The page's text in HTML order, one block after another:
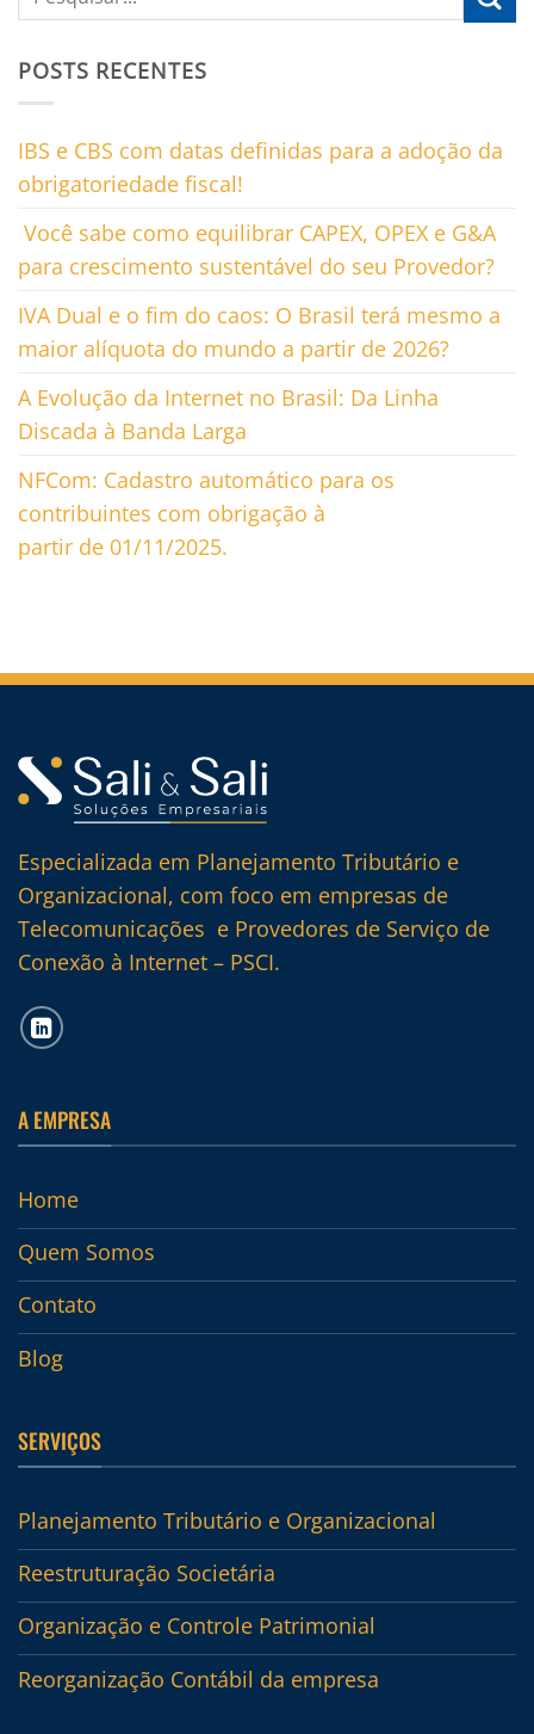
POSTS RECENTES
IBS e CBS com datas definidas para a adoção da
obrigatoriedade fiscal!
Você sabe como equilibrar CAPEX, OPEX e G&A
para crescimento sustentável do seu Provedor?
IVA Dual e o fim do caos: O Brasil terá mesmo a
maior alíquota do mundo a partir de 2026?
A Evolução da Internet no Brasil: Da Linha
Discada à Banda Larga
NFCom: Cadastro automático para os
contribuintes com obrigação à
partir de 01/11/2025.
Especializada em Planejamento Tributário e
Organizacional, com foco em empresas de
Telecomunicações e Provedores de Serviço de
Conexão à Internet – PSCI.
A EMPRESA
Home
Quem Somos
Contato
Blog
SERVIÇOS
Planejamento Tributário e Organizacional
Reestruturação Societária
Organização e Controle Patrimonial
Reorganização Contábil da empresa